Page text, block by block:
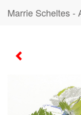
Marrie Scheltes -